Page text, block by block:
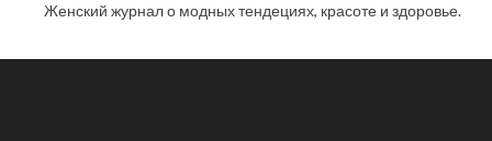
Женский журнал о модных тендециях, красоте и здоровье.